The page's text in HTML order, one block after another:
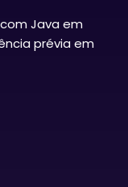
Java em
prévia em